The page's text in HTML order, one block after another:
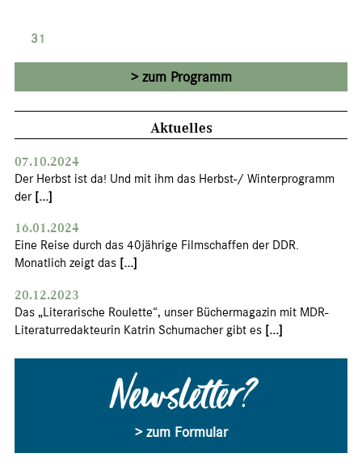
31
zum Programm
Aktuelles
07.10.2024
Der Herbst ist da! Und mit ihm das Herbst-/ Winterprogramm
der [...]
16.01.2024
Eine Reise durch das 40jährige Filmschaffen der DDR.
Monatlich zeigt das [...]
20.12.2023
Das „Literarische Roulette“, unser Büchermagazin mit MDR-
Literaturredakteurin Katrin Schumacher gibt es [...]
Newsletter?
> zum Formular